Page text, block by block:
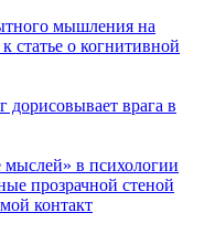
дорисовывает врага в